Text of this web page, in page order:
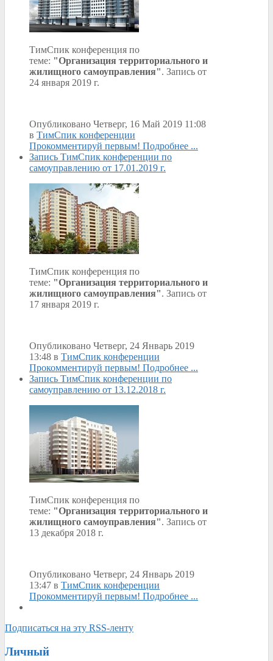
ТимСпик конференция по
теме: "Организация территориального и
жилищного самоуправления". Запись от
24 января 2019 г.
Опубликовано Четверг, 16 Май 2019 11:08
в ТимСпик конференции
Прокомментируй первым! Подробнее ...
Запись ТимСпик конференции по
самоуправлению от 17.01.2019 г.
ТимСпик конференция по
теме: "Организация территориального и
жилищного самоуправления". Запись от
17 января 2019 г.
Опубликовано Четверг, 24 Январь 2019
13:48 в ТимСпик конференции
Прокомментируй первым! Подробнее ...
Запись ТимСпик конференции по
самоуправлению от 13.12.2018 г.
ТимСпик конференция по
теме: "Организация территориального и
жилищного самоуправления". Запись от
13 декабря 2018 г.
Опубликовано Четверг, 24 Январь 2019
13:47 в ТимСпик конференции
Прокомментируй первым! Подробнее ...
Подписаться на эту RSS-ленту
Личный